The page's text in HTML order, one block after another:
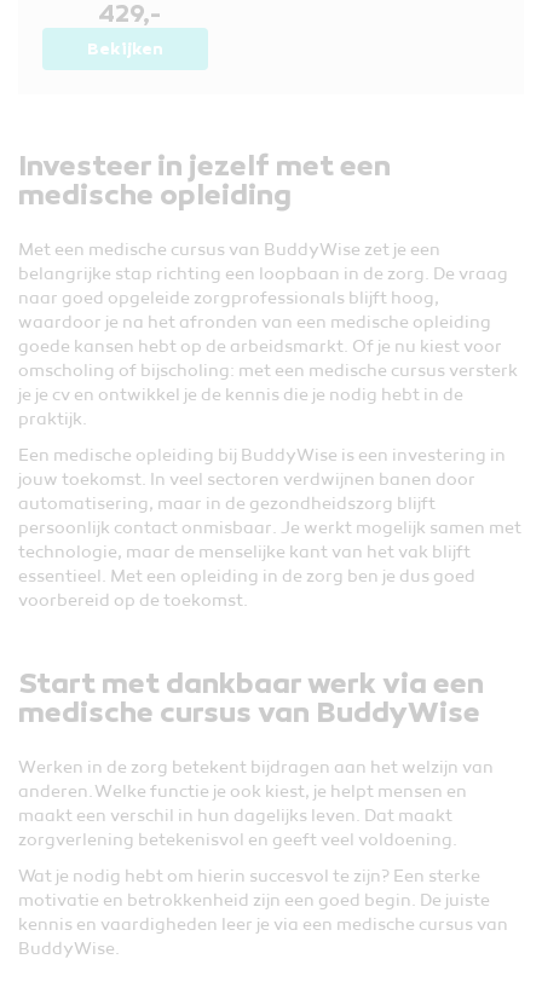
429,-
Bekijken
Investeer in jezelf met een
medische opleiding
Met een medische cursus van BuddyWise zet je een
belangrijke stap richting een loopbaan in de zorg. De vraag
naar goed opgeleide zorgprofessionals blijft hoog,
waardoor je na het afronden van een medische opleiding
goede kansen hebt op de arbeidsmarkt. Of je nu kiest voor
omscholing of bijscholing: met een medische cursus versterk
je je cv en ontwikkel je de kennis die je nodig hebt in de
praktijk.
Een medische opleiding bij BuddyWise is een investering in
jouw toekomst. In veel sectoren verdwijnen banen door
automatisering, maar in de gezondheidszorg blijft
persoonlijk contact onmisbaar. Je werkt mogelijk samen met
technologie, maar de menselijke kant van het vak blijft
essentieel. Met een opleiding in de zorg ben je dus goed
voorbereid op de toekomst.
Start met dankbaar werk via een
medische cursus van BuddyWise
Werken in de zorg betekent bijdragen aan het welzijn van
anderen. Welke functie je ook kiest, je helpt mensen en
maakt een verschil in hun dagelijks leven. Dat maakt
zorgverlening betekenisvol en geeft veel voldoening.
Wat je nodig hebt om hierin succesvol te zijn? Een sterke
motivatie en betrokkenheid zijn een goed begin. De juiste
kennis en vaardigheden leer je via een medische cursus van
BuddyWise.